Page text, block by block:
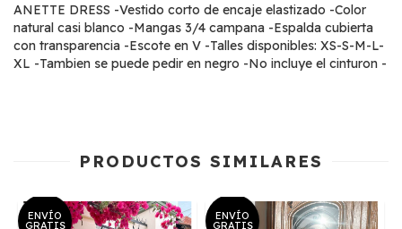
ANETTE DRESS -Vestido corto de encaje elastizado -Color
natural casi blanco -Mangas 3/4 campana -Espalda cubierta
con transparencia -Escote en V -Talles disponibles: XS-S-M-L-
XL -Tambien se puede pedir en negro -No incluye el cinturon -
PRODUCTOS SIMILARES
ENVÍO
GRATIS
ENVÍO
GRATIS